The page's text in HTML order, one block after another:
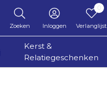
Zoeken Inloggen
0
Verlanglijst
Kerst &
Relatiegeschenken